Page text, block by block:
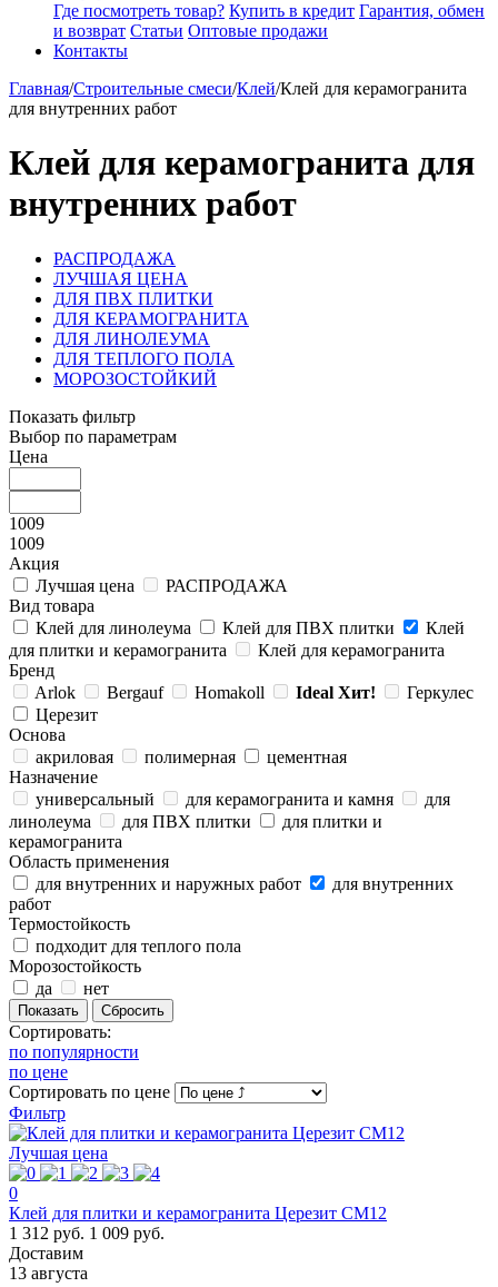
Где посмотреть товар? Купить в кредит Гарантия, обмен
и возврат Статьи Оптовые продажи
Контакты
Главная/Строительные смеси/Клей/Клей для керамогранита
для внутренних работ
Клей для керамогранита для
внутренних работ
РАСПРОДАЖА
ЛУЧШАЯ ЦЕНА
ДЛЯ ПВХ ПЛИТКИ
ДЛЯ КЕРАМОГРАНИТА
ДЛЯ ЛИНОЛЕУМА
ДЛЯ ТЕПЛОГО ПОЛА
МОРОЗОСТОЙКИЙ
Показать фильтр
Выбор по параметрам
Цена
1009
1009
Акция
Лучшая цена
РАСПРОДАЖА
Вид товара
Клей для линолеума
Клей для ПВХ плитки
Клей
для плитки и керамогранита
Клей для керамогранита
Бренд
Arlok
Bergauf Homakoll Ideal Хит!
Геркулес
Церезит
Основа
акриловая
полимерная
цементная
Назначение
универсальный
для керамогранита и камня
для
линолеума
для ПВХ плитки
для плитки и
керамогранита
Область применения
для внутренних и наружных работ
для внутренних
работ
Термостойкость
подходит для теплого пола
Морозостойкость
да
нет
Сортировать:
по популярности
по цене
Сортировать по цене
Фильтр
Лучшая цена
0
Клей для плитки и керамогранита Церезит CM12
1 312 руб. 1 009 руб.
Доставим
13 августа